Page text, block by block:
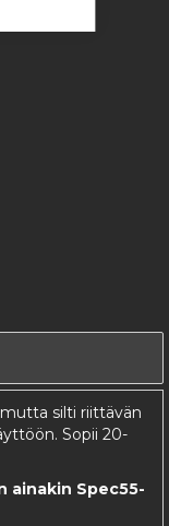
silti riittävän
Sopii 20-
ainakin Spec55-